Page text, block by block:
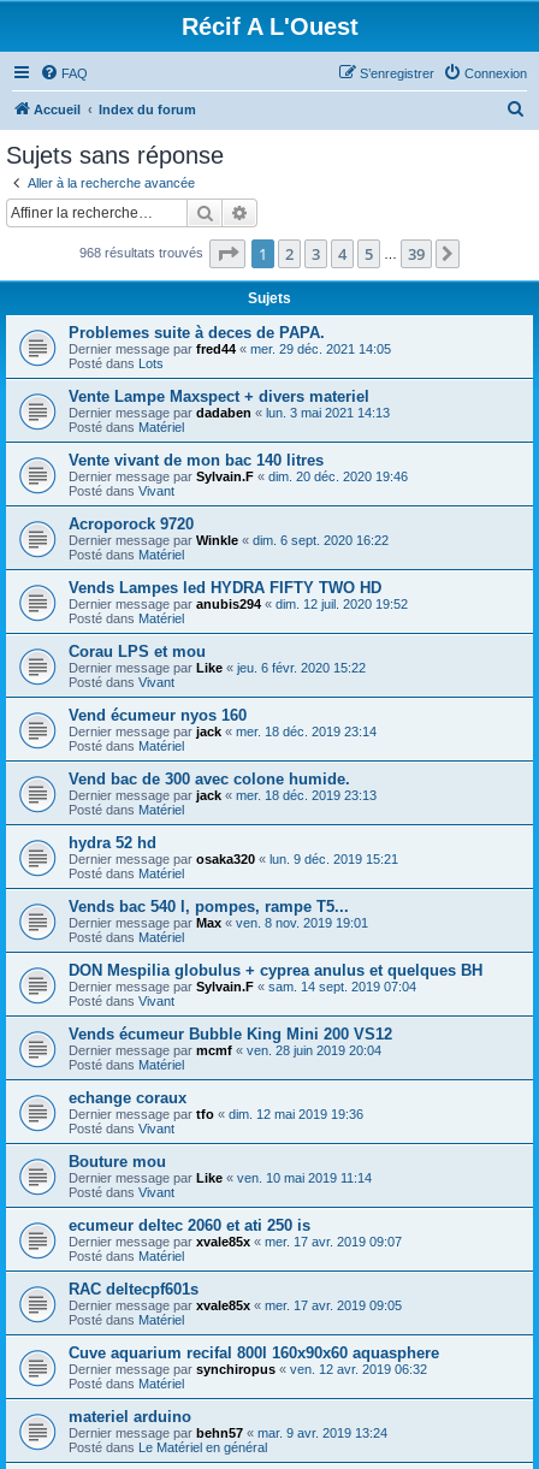
Récif A L'Ouest
FAQ Connexion
S’enregistrer
Accueil Index du forum
c
Sujets sans réponse
Aller à la recherche avancée
Rechercher
968 résultats trouvés Page 1sur39
1 2 3 4 5 39
Sujets
Problemes suite à deces de PAPA.
Dernier message par fred44 « mer. 29 déc. 2021 14:05
Posté dans Lots
Vente Lampe Maxspect + divers materiel
Dernier message par dadaben « lun. 3 mai 2021 14:13
Posté dans Matériel
Vente vivant de mon bac 140 litres
Dernier message par Sylvain.F « dim. 20 déc. 2020 19:46
Posté dans Vivant
Acroporock 9720
Dernier message par Winkle « dim. 6 sept. 2020 16:22
Posté dans Matériel
Vends Lampes led HYDRA FIFTY TWO HD
Dernier message par anubis294 « dim. 12 juil. 2020 19:52
Posté dans Matériel
Corau LPS et mou
Dernier message par Like « jeu. 6 févr. 2020 15:22
Posté dans Vivant
Vend écumeur nyos 160
Dernier message par jack « mer. 18 déc. 2019 23:14
Posté dans Matériel
Vend bac de 300 avec colone humide.
Dernier message par jack « mer. 18 déc. 2019 23:13
Posté dans Matériel
hydra 52 hd
Dernier message par osaka320 « lun. 9 déc. 2019 15:21
Posté dans Matériel
Vends bac 540 l, pompes, rampe T5...
Dernier message par Max « ven. 8 nov. 2019 19:01
Posté dans Matériel
DON Mespilia globulus + cyprea anulus et quelques BH
Dernier message par Sylvain.F « sam. 14 sept. 2019 07:04
Posté dans Vivant
Vends écumeur Bubble King Mini 200 VS12
Dernier message par mcmf « ven. 28 juin 2019 20:04
Posté dans Matériel
echange coraux
Dernier message par tfo « dim. 12 mai 2019 19:36
Posté dans Vivant
Bouture mou
Dernier message par Like « ven. 10 mai 2019 11:14
Posté dans Vivant
ecumeur deltec 2060 et ati 250 is
Dernier message par xvale85x « mer. 17 avr. 2019 09:07
Posté dans Matériel
RAC deltecpf601s
Dernier message par xvale85x « mer. 17 avr. 2019 09:05
Posté dans Matériel
Cuve aquarium recifal 800l 160x90x60 aquasphere
Dernier message par synchiropus « ven. 12 avr. 2019 06:32
Posté dans Matériel
materiel arduino
Dernier message par behn57 « mar. 9 avr. 2019 13:24
Posté dans Le Matériel en général